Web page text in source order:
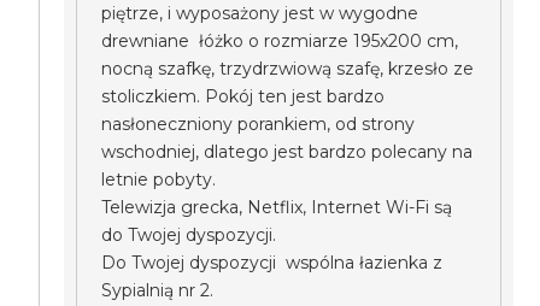
piętrze, i wyposażony jest w wygodne
drewniane łóżko o rozmiarze 195x200 cm,
nocną szafkę, trzydrzwiową szafę, krzesło ze
stoliczkiem. Pokój ten jest bardzo
nasłoneczniony porankiem, od strony
wschodniej, dlatego jest bardzo polecany na
letnie pobyty.
Telewizja grecka, Netflix, Internet Wi-Fi są
do Twojej dyspozycji.
Do Twojej dyspozycji wspólna łazienka z
Sypialnią nr 2.